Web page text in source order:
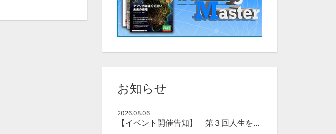
お知らせ
2026.08.06
【イベント開催告知】 第３回人生を豊かにする「本の力」を学ぶ会